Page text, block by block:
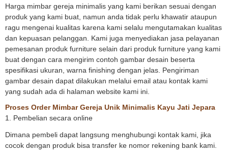
Harga mimbar gereja minimalis yang kami berikan sesuai dengan
produk yang kami buat, namun anda tidak perlu khawatir ataupun
ragu mengenai kualitas karena kami selalu mengutamakan kualitas
dan kepuasan pelanggan. Kami juga menyediakan jasa pelayanan
pemesanan produk furniture selain dari produk furniture yang kami
buat dengan cara mengirim contoh gambar desain beserta
spesifikasi ukuran, warna finishing dengan jelas. Pengiriman
gambar desain dapat dilakukan melalui email atau kontak kami
yang sudah ada di halaman website kami ini.
Proses Order Mimbar Gereja Unik Minimalis Kayu Jati Jepara
1. Pembelian secara online
Dimana pembeli dapat langsung menghubungi kontak kami, jika
cocok dengan produk bisa transfer ke nomor rekening bank kami.